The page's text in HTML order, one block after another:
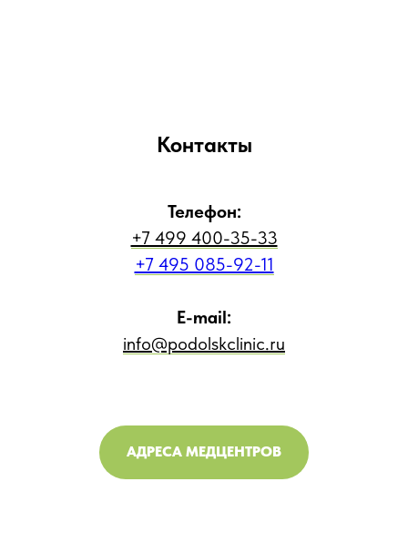
Контакты
Телефон:
+7 499 400-35-33
+7 495 085-92-11
E-mail:
info@podolskclinic.ru
АДРЕСА МЕДЦЕНТРОВ